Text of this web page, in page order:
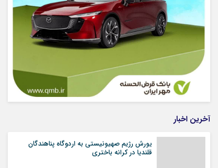
آخرین اخبار
یورش رژیم صهیونیستی به اردوگاه پناهندگان
قلندیا در کرانه باختری